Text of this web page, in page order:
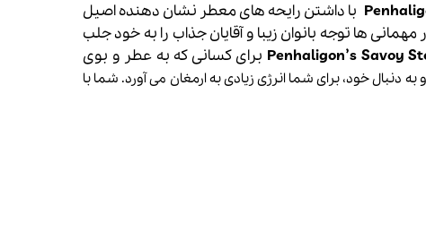
با داشتن رایحه های معطر نشان دهنده اصیل
ها توجه بانوان زیبا و آقایان جذاب را به خود جلب
برای کسانی که به عطر و بوی
خود، برای شما انرژی زیادی به ارمغان می آورد. شما با